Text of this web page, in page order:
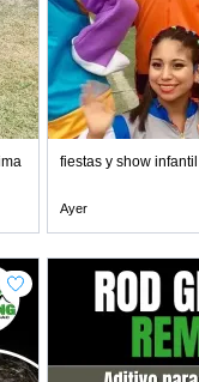
fiestas y show
Ayer